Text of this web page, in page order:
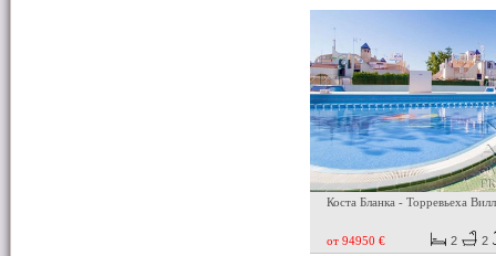
Коста Бланка - Торревьеха
от 94950 € 2 2